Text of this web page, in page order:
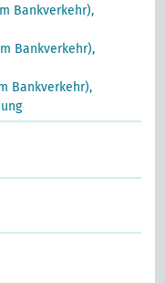
Bankverkehr),
Bankverkehr),
Bankverkehr),